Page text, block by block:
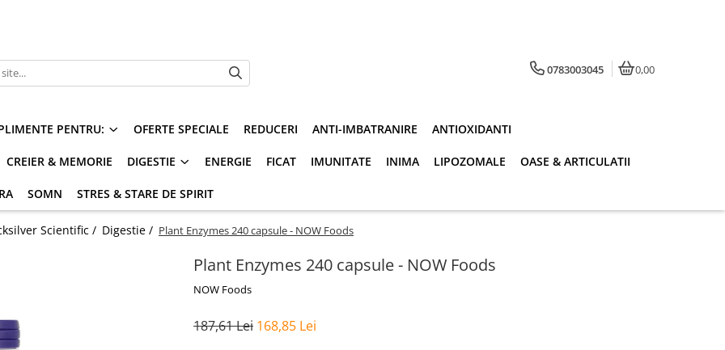
0783003045 0,00
PENTRU: OFERTE SPECIALE REDUCERI ANTI-IMBATRANIRE ANTIOXIDANTI
CREIER & MEMORIE DIGESTIE ENERGIE FICAT IMUNITATE INIMA LIPOZOMALE OASE & ARTICULATII
SOMN STRES & STARE DE SPIRIT
Scientific / Digestie / Plant Enzymes 240 capsule - NOW Foods
Plant Enzymes 240 capsule - NOW Foods
NOW Foods
187,61 Lei 168,85 Lei